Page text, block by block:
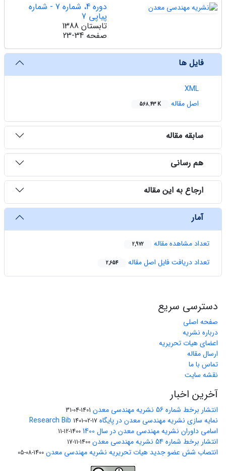
دوره 4، شماره 7 - شماره
پیاپی 7
تابستان 1388
صفحه 23-34
فایل ها
XML
اصل مقاله
568.43 K
سابقه مقاله
هم رسانی
ارجاع به این مقاله
آمار
تعداد مشاهده مقاله 2,972
تعداد دریافت فایل اصل مقاله 2,654
دسترسی سریع
صفحه اصلی
درباره نشریه
اعضای هیات تحریریه
ارسال مقاله
تماس با ما
نقشه سایت
آخرین اخبار
انتشار برخط شماره 56 نشریه مهندسی معدن 1401-04-31
نمایه سازی نشریه مهندسی معدن در پایگاه Research Bib 1401-02-17
اسامی داوران نشریه مهندسی معدن در سال 1400 1400-12-11
انتشار برخط شماره 54 نشریه مهندسی معدن 1400-11-17
انتصاب شش عضو جدید هیات تحریریه نشریه مهندسی معدن 1400-08-05